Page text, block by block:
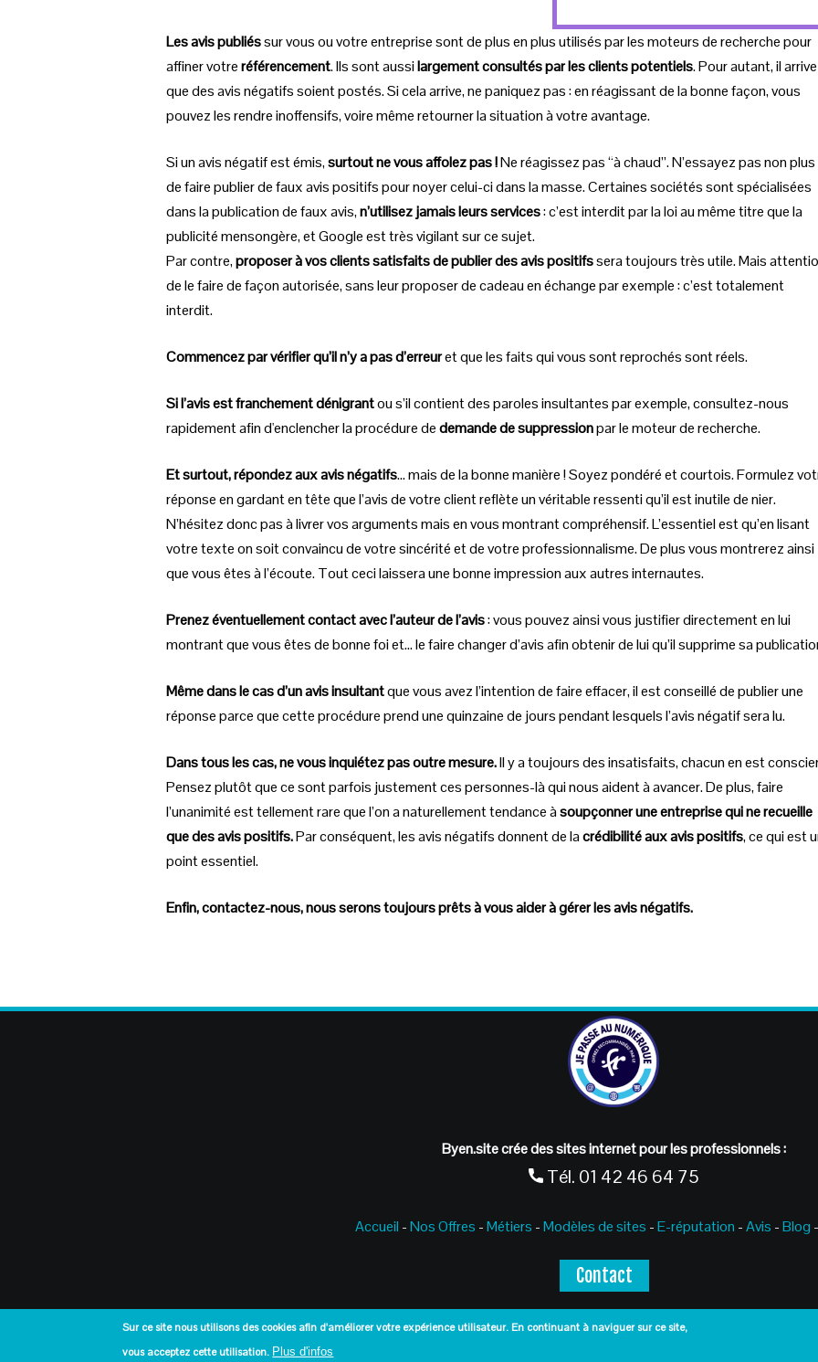
Les avis publiéssur vous ou votre entreprise sont de plus en plus utilisés par les moteurs de recherche pour
affiner votreréférencement. Ils sont aussilargement consultés par les clients potentiels. Pour autant, il arrive
que des avis négatifs soient postés. Si cela arrive, ne paniquez pas : en réagissant de la bonne façon, vous
pouvez les rendre inoffensifs, voire même retourner la situation à votre avantage.
Si un avis négatif est émis,surtout ne vous affolez pas !Ne réagissez pas “à chaud”. N’essayez pas non plus
de faire publier de faux avis positifs pour noyer celui-ci dans la masse. Certaines sociétés sont spécialisées
dans la publication de faux avis,n’utilisez jamais leurs services: c’est interdit par la loi au même titre que la
publicité mensongère, et Google est très vigilant sur ce sujet.
Par contre,proposer à vos clients satisfaits de publier des avis positifssera toujours très utile. Mais
de le faire de façon autorisée, sans leur proposer de cadeau en échange par exemple : c’est totalement
interdit.
Commencez par vérifier qu’il n’y a pas d’erreuret que les faits qui vous sont reprochés sont réels.
Si l’avis est franchement dénigrantou s’il contient des paroles insultantes par exemple, consultez-nous
rapidement afin d'enclencher la procédure dedemande de suppressionpar le moteur de recherche.
Et surtout, répondez aux avis négatifs... mais de la bonne manière ! Soyez pondéré et courtois. Formulez
réponse en gardant en tête que l’avis de votre client reflète un véritable ressenti qu’il est inutile de nier.
N’hésitez donc pas à livrer vos arguments mais en vous montrant compréhensif. L’essentiel est qu’en lisant
votre texte on soit convaincu de votre sincérité et de votre professionnalisme. De plus vous montrerez ainsi
que vous êtes à l’écoute. Tout ceci laissera une bonne impression aux autres internautes.
Prenez éventuellement contact avec l’auteur de l’avis: vous pouvez ainsi vous justifier directement en lui
montrant que vous êtes de bonne foi et... le faire changer d’avis afin obtenir de lui qu’il supprime sa
Même dans le cas d’un avis insultantque vous avez l’intention de faire effacer, il est conseillé de publier une
réponse parce que cette procédure prend une quinzaine de jours pendant lesquels l’avis négatif sera lu.
Dans tous les cas, ne vous inquiétez pas outre mesure.Il y a toujours des insatisfaits, chacun en est
Pensez plutôt que ce sont parfois justement ces personnes-là qui nous aident à avancer. De plus, faire
l’unanimité est tellement rare que l’on a naturellement tendance àsoupçonner une entreprise qui ne recueille
que des avis positifs.Par conséquent, les avis négatifs donnent de lacrédibilité aux avis positifs, ce qui est
point essentiel.
Enfin, contactez-nous, nous serons toujours prêts à vous aider à gérer les avis négatifs.
Byen.site crée des sites internet pour les professionnels :
Tél. 01 42 46 64 75
Accueil -Nos Offres -Métiers -Modèles de sites -E-réputation -Avis -Blog -
Contact
Sur ce site nous utilisons des cookies afin d'améliorer votre expérience utilisateur. En continuant à naviguer sur ce site,
vous acceptez cette utilisation. Plus d'infos